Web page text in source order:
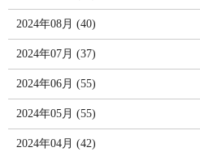
2024年08月 (40)
2024年07月 (37)
2024年06月 (55)
2024年05月 (55)
2024年04月 (42)